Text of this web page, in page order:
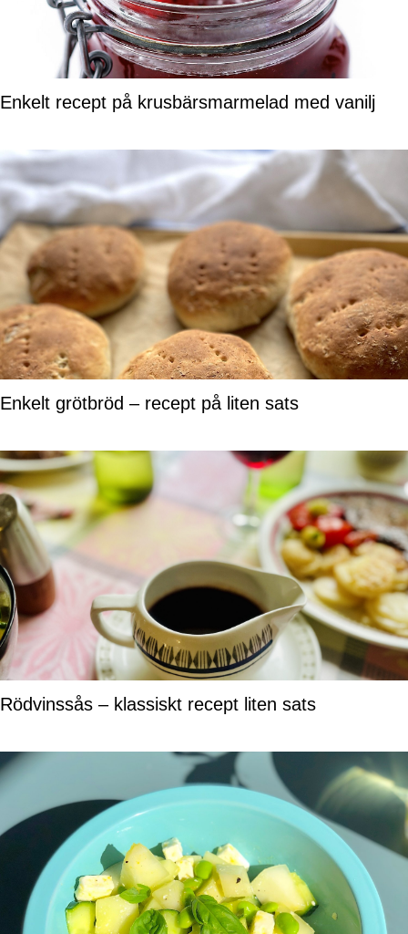
Enkelt recept på krusbärsmarmelad med vanilj
Enkelt grötbröd – recept på liten sats
Rödvinssås – klassiskt recept liten sats